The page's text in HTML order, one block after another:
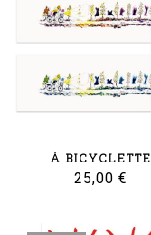
À BICYCLETTE
25,00 €